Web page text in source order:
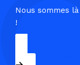
Nous sommes
!
09 54 37 04 03